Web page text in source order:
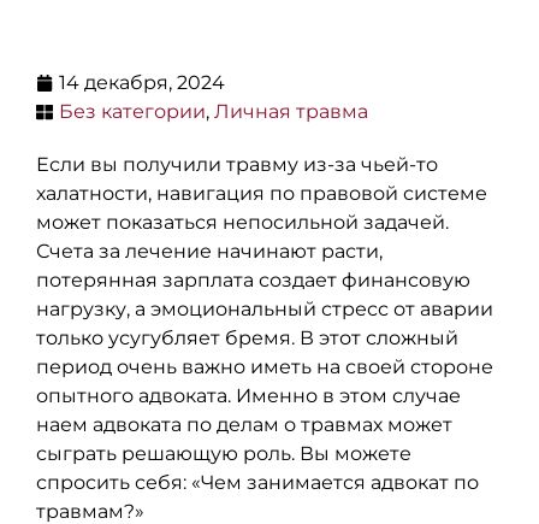
14 декабря, 2024
Без категории, Личная травма
Если вы получили травму из-за чьей-то
халатности, навигация по правовой системе
может показаться непосильной задачей.
Счета за лечение начинают расти,
потерянная зарплата создает финансовую
нагрузку, а эмоциональный стресс от аварии
только усугубляет бремя. В этот сложный
период очень важно иметь на своей стороне
опытного адвоката. Именно в этом случае
наем адвоката по делам о травмах может
сыграть решающую роль. Вы можете
спросить себя: «Чем занимается адвокат по
травмам?»